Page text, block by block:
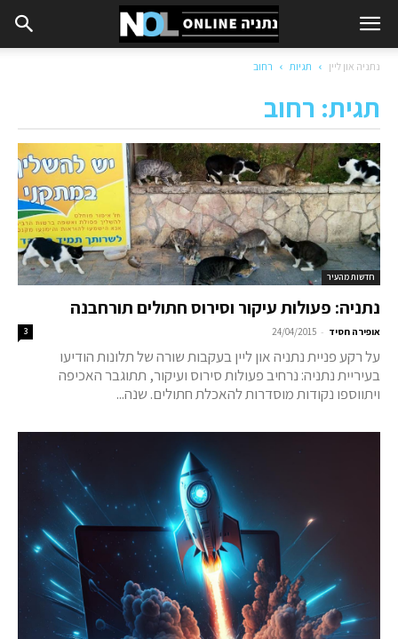
נתניה און ליין תגיות רחוב
תגית: רחוב
חדשות מהעיר
נתניה: פעולות עיקור וסירוס חתולים תורחבנה
אופירה חסיד -
24/04/2015
3
על רקע פניית נתניה און ליין בעקבות שורה של תלונות הודיעו
בעיריית נתניה: נרחיב פעולות סירוס ועיקור, תתוגבר האכיפה
ויתווספו נקודות מוסדרות להאכלת חתולים. שנה...